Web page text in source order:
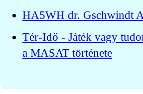
HA5WH dr. Gschwindt
Tér-Idő - Játék vagy
a MASAT története